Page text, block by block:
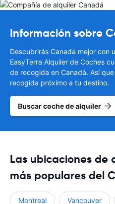
Información sobre
Descubrirás Canadá mejor con
EasyTerra Alquiler de Coches
de recogida en Canadá. Así
recogida próximo a tu destino.
Buscar coche de alquiler
Las ubicaciones de
más populares del
Montreal Vancouver